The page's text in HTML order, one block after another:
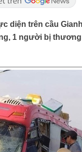
diện trên cầu
1 người bị